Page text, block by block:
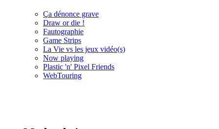
Ça dénonce grave
Draw or die !
Fautographie
Game Strips
La Vie vs les jeux vidéo(s)
Now playing
Plastic 'n' Pixel Friends
WebTouring